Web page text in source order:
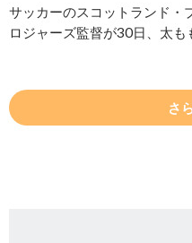
サッカーのスコットランド・
ロジャーズ監督が30日、太
さ